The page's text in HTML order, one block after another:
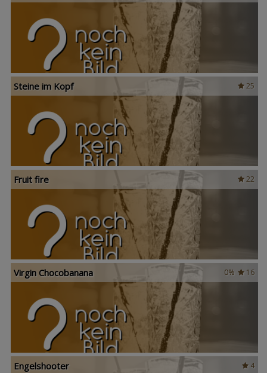
25
Steine im Kopf
22
Fruit fire
16
0%
Virgin Chocobanana
4
Engelshooter